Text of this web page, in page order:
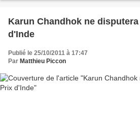
Karun Chandhok ne
d'Inde
Publié le 25/10/2011 à 17:47
Par Matthieu Piccon